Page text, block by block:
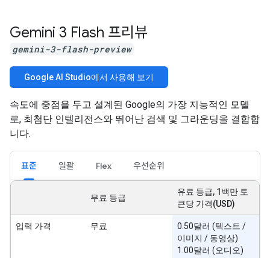
Gemini 3 Flash 프리뷰
gemini-3-flash-preview
Google AI Studio에서 사용해 보기
속도에 중점을 두고 설계된 Google의 가장 지능적인 모델
로, 최첨단 인텔리전스와 뛰어난 검색 및 그라운딩을 결합합
니다.
표준 일괄 Flex 우선순위
무료 등급
유료 등급, 1백만 토
큰당 가격(USD)
입력 가격 무료
0.50달러 (텍스트 /
이미지 / 동영상)
1.00달러 (오디오)